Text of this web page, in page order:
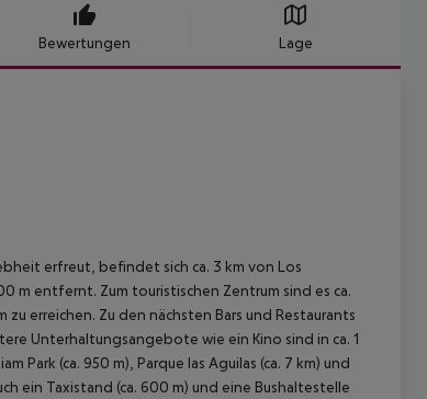
Bewertungen Lage
erfreut, befindet sich ca. 3 km von Los
m entfernt. Zum touristischen Zentrum sind es ca.
erreichen. Zu den nächsten Bars und Restaurants
Unterhaltungsangebote wie ein Kino sind in ca. 1
Park (ca. 950 m), Parque las Aguilas (ca. 7 km) und
ein Taxistand (ca. 600 m) und eine Bushaltestelle